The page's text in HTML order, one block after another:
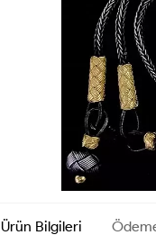
Ürün Bilgileri